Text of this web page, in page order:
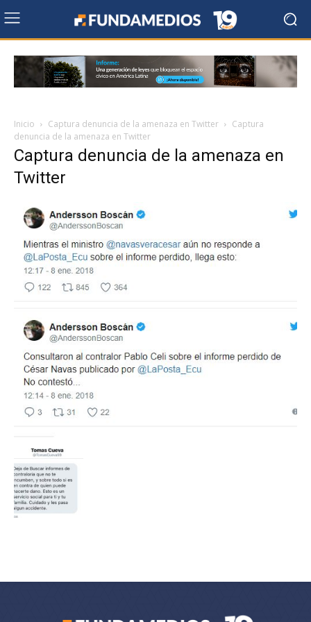
Inicio Captura denuncia de la amenaza en Twitter
Captura
denuncia de la amenaza en Twitter
Captura denuncia de la amenaza en
Twitter